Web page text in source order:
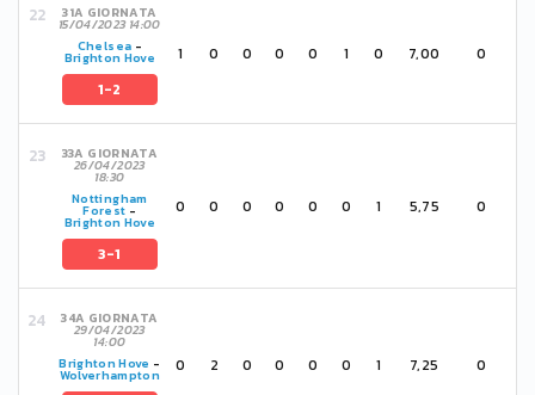
31A GIORNATA
15/04/2023 14:00
Chelsea -
Brighton Hove
1-2
1 0 0 0 0 1 0 7,00 0
33A GIORNATA
26/04/2023
18:30
Nottingham
Forest -
Brighton Hove
3-1
0 0 0 0 0 0 1 5,75 0
34A GIORNATA
29/04/2023
14:00
Brighton Hove -
Wolverhampton 0 2 0 0 0 0 1 7,25 0